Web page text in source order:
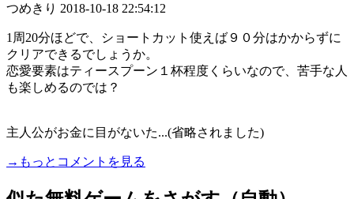
つめきり 2018-10-18 22:54:12
1周20分ほどで、ショートカット使えば９０分はかからずに
クリアできるでしょうか。
恋愛要素はティースプーン１杯程度くらいなので、苦手な人
も楽しめるのでは？
主人公がお金に目がないた...(省略されました)
→もっとコメントを見る